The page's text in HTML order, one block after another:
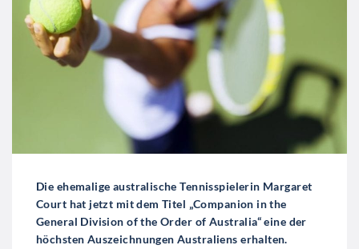
Die ehemalige australische Tennisspielerin Margaret
Court hat jetzt mit dem Titel „Companion in the
General Division of the Order of Australia“ eine der
höchsten Auszeichnungen Australiens erhalten.